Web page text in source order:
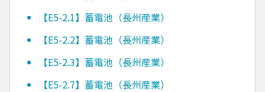
【E5-2.1】蓄電池（長州産業）
【E5-2.2】蓄電池（長州産業）
【E5-2.3】蓄電池（長州産業）
【E5-2.7】蓄電池（長州産業）